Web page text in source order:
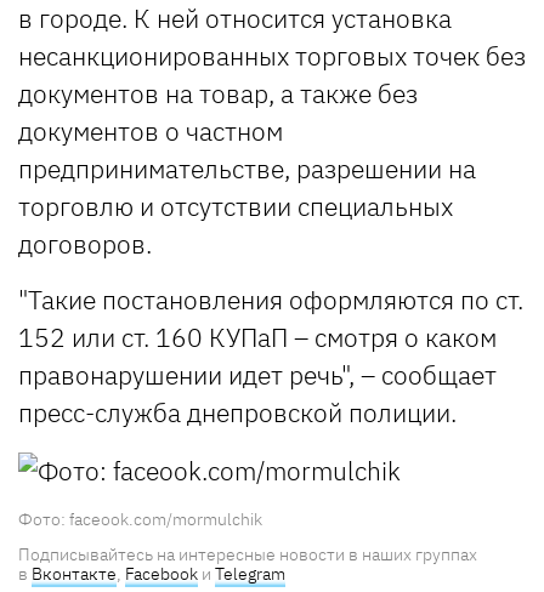
в городе. К ней относится установка
несанкционированных торговых точек без
документов на товар, а также без
документов о частном
предпринимательстве, разрешении на
торговлю и отсутствии специальных
договоров.
"Такие постановления оформляются по ст.
152 или ст. 160 КУПаП – смотря о каком
правонарушении идет речь", – сообщает
пресс-служба днепровской полиции.
Фото: faceook.com/mormulchik
Подписывайтесь на интересные новости в наших группах
в Вконтакте, Facebook и Telegram